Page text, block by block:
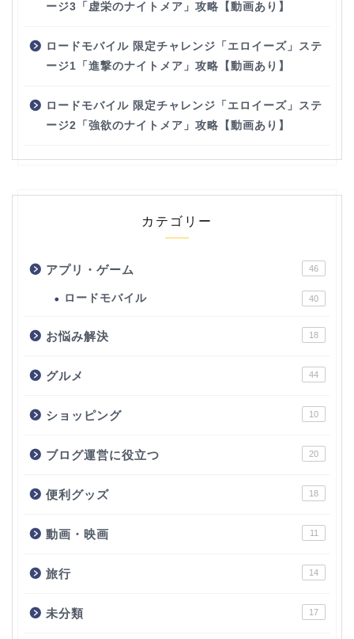
ージ3「虚栄のナイトメア」攻略【動画あり】
ロードモバイル 限定チャレンジ「エロイーズ」ステ
ージ1「進撃のナイトメア」攻略【動画あり】
ロードモバイル 限定チャレンジ「エロイーズ」ステ
ージ2「強欲のナイトメア」攻略【動画あり】
カテゴリー
アプリ・ゲーム 46
ロードモバイル 40
お悩み解決 18
グルメ 44
ショッピング 10
ブログ運営に役立つ 20
便利グッズ 18
動画・映画 11
旅行 14
未分類 17